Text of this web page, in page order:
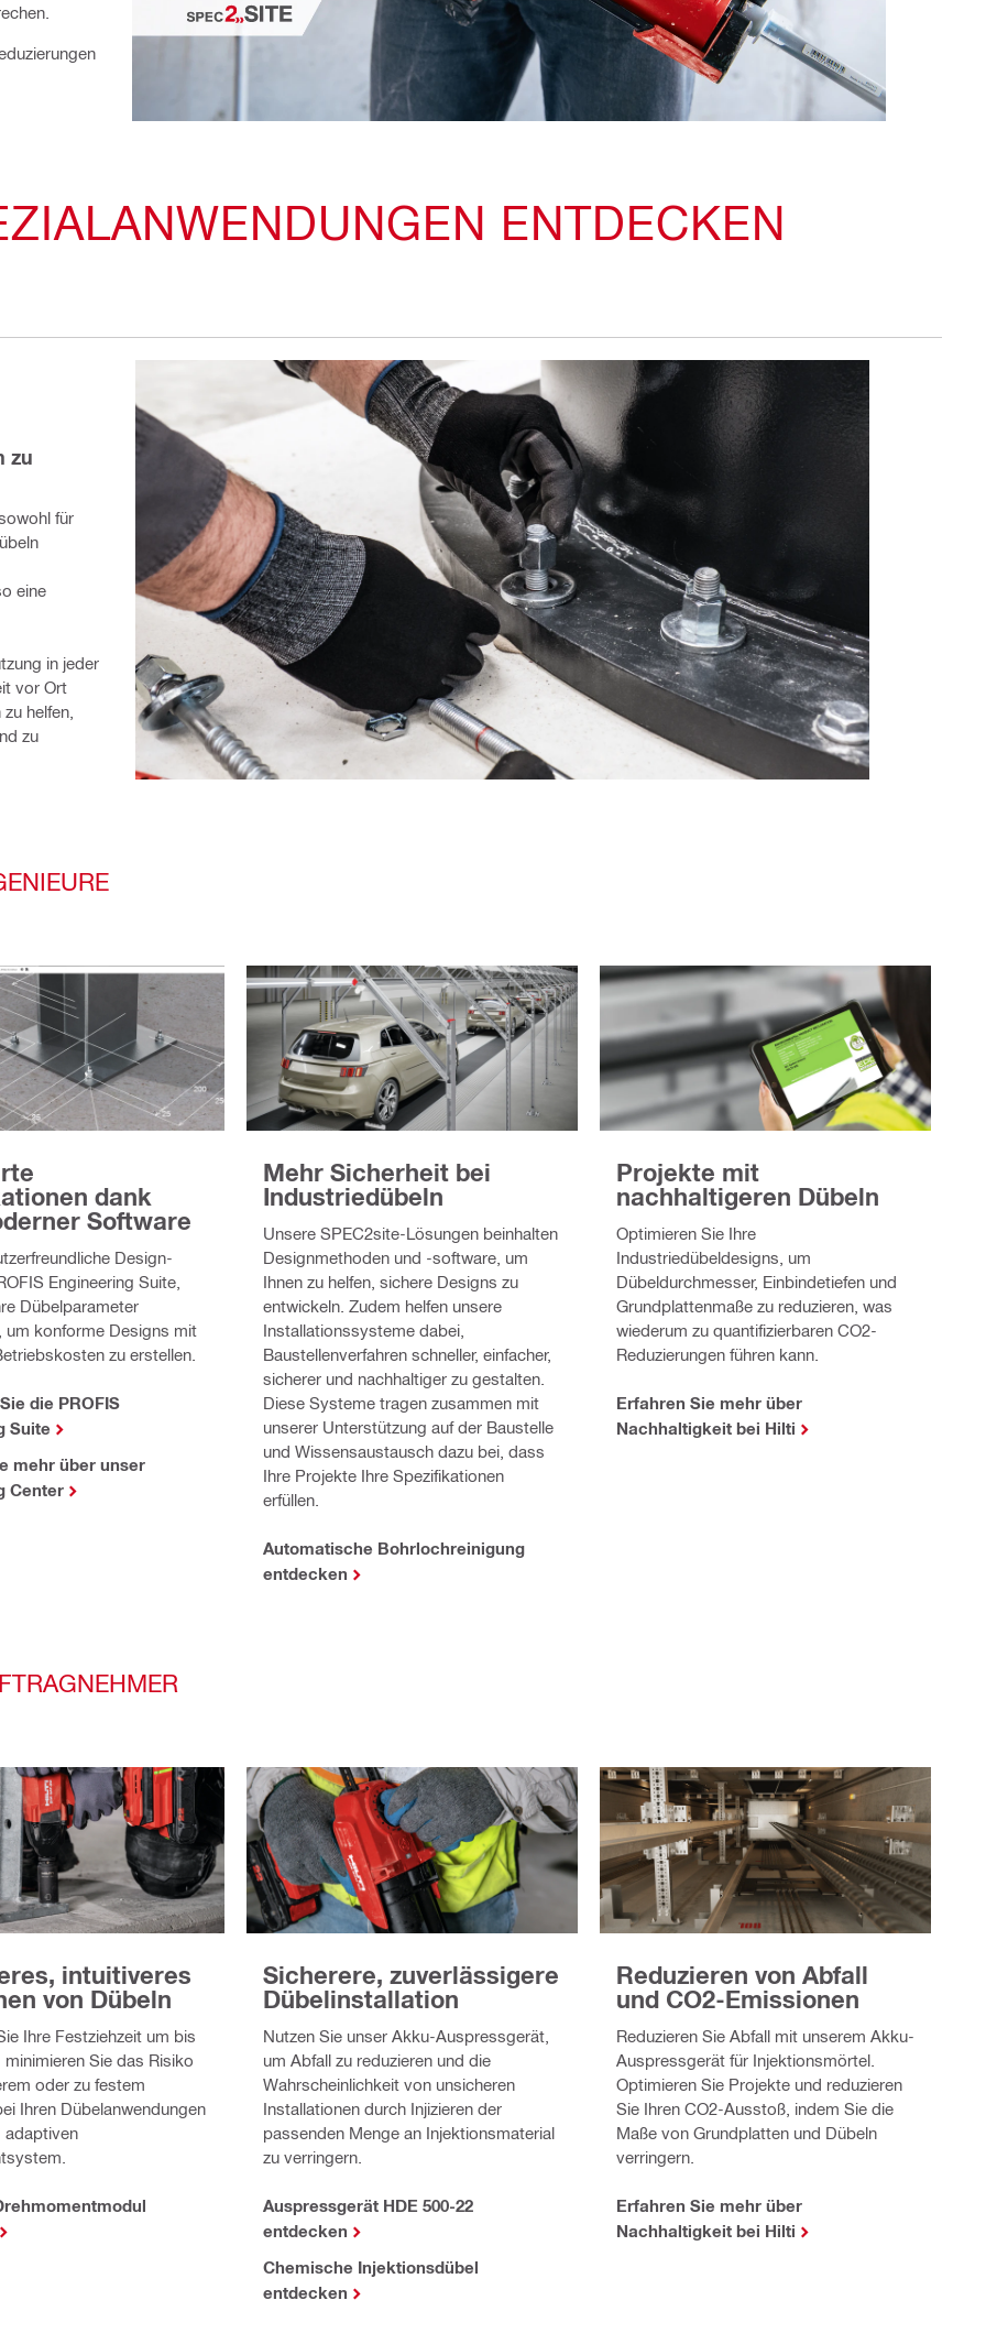
ENTDECKEN
zu
für
eine
in jeder
vor Ort
helfen,
zu
dank
Software
Design-
Engineering Suite,
Dübelparameter
um konforme Designs mit
zu erstellen.
die PROFIS
Suite
mehr über unser
Center
Mehr Sicherheit bei
Industriedübeln
Unsere SPEC2site-Lösungen beinhalten
Designmethoden und -software, um
Ihnen zu helfen, sichere Designs zu
entwickeln. Zudem helfen unsere
Installationssysteme dabei,
Baustellenverfahren schneller, einfacher,
sicherer und nachhaltiger zu gestalten.
Diese Systeme tragen zusammen mit
unserer Unterstützung auf der Baustelle
und Wissensaustausch dazu bei, dass
Ihre Projekte Ihre Spezifikationen
erfüllen.
Automatische Bohrlochreinigung
entdecken
Projekte mit
nachhaltigeren Dübeln
Optimieren Sie Ihre
Industriedübeldesigns, um
Dübeldurchmesser, Einbindetiefen und
Grundplattenmaße zu reduzieren, was
wiederum zu quantifizierbaren CO2-
Reduzierungen führen kann.
Erfahren Sie mehr über
Nachhaltigkeit bei Hilti
intuitiveres
von Dübeln
Ihre Festziehzeit um bis
Sie das Risiko
oder zu festem
Ihren Dübelanwendungen
adaptiven
Sicherere, zuverlässigere
Dübelinstallation
Nutzen Sie unser Akku-Auspressgerät,
um Abfall zu reduzieren und die
Wahrscheinlichkeit von unsicheren
Installationen durch Injizieren der
passenden Menge an Injektionsmaterial
zu verringern.
Auspressgerät HDE 500-22
entdecken
Chemische Injektionsdübel
entdecken
Reduzieren von Abfall
und CO2-Emissionen
Reduzieren Sie Abfall mit unserem Akku-
Auspressgerät für Injektionsmörtel.
Optimieren Sie Projekte und reduzieren
Sie Ihren CO2-Ausstoß, indem Sie die
Maße von Grundplatten und Dübeln
verringern.
Erfahren Sie mehr über
Nachhaltigkeit bei Hilti